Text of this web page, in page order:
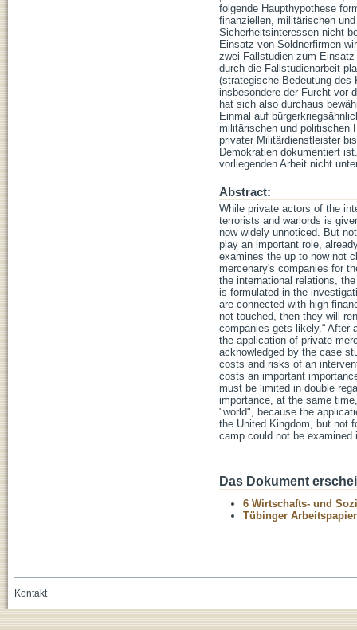
folgende Haupthypothese
finanziellen, militärischen
Sicherheitsinteressen nicht
Einsatz von Söldnerfirmen
zwei Fallstudien zum
durch die Fallstudienarbeit
(strategische Bedeutung des
insbesondere der Furcht vor
hat sich also durchaus
Einmal auf
militärischen und politischen
privater Militärdienstleister
Demokratien dokumentiert
vorliegenden Arbeit nicht
Abstract:
While private actors of the
terrorists and warlords is
now widely unnoticed. But
play an important role,
examines the up to now not
mercenary's companies for
the international relations,
is formulated in the
are connected with high
not touched, then they will
companies gets likely.“
the application of private
acknowledged by the case
costs and risks of an
costs an important
must be limited in double
importance, at the same
"world", because the
the United Kingdom, but not
camp could not be examined
Das Dokument
6 Wirtschafts- und
Tübinger
Kontakt